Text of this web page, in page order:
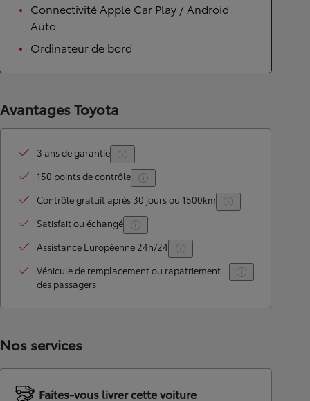
Connectivité Apple Car Play / Android
Auto
Ordinateur de bord
Avantages Toyota
3 ans de garantie
150 points de contrôle
Contrôle gratuit après 30 jours ou 1500km
Satisfait ou échangé
Assistance Européenne 24h/24
Véhicule de remplacement ou rapatriement
des passagers
Nos services
Faites-vous livrer cette voiture